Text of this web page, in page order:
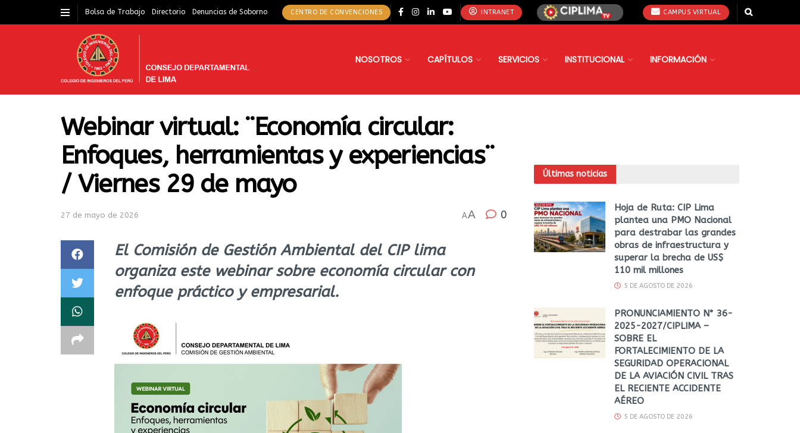
Bolsa de Trabajo Directorio Denuncias de Soborno CENTRO DE CONVENCIONES INTRANET CAMPUS VIRTUAL
NOSOTROS CAPÍTULOS SERVICIOS INSTITUCIONAL INFORMACIÓN
Webinar virtual: ¨Economía circular:
Enfoques, herramientas y experiencias¨
/ Viernes 29 de mayo
27 de mayo de 2026 AA 0
El Comisión de Gestión Ambiental del CIP lima
organiza este webinar sobre economía circular con
enfoque práctico y empresarial.
Últimas noticias
Hoja de Ruta: CIP Lima
plantea una PMO Nacional
para destrabar las grandes
obras de infraestructura y
superar la brecha de US$
110 mil millones
5 DE AGOSTO DE 2026
PRONUNCIAMIENTO N° 36-
2025-2027/CIPLIMA –
SOBRE EL
FORTALECIMIENTO DE LA
SEGURIDAD OPERACIONAL
DE LA AVIACIÓN CIVIL TRAS
EL RECIENTE ACCIDENTE
AÉREO
5 DE AGOSTO DE 2026